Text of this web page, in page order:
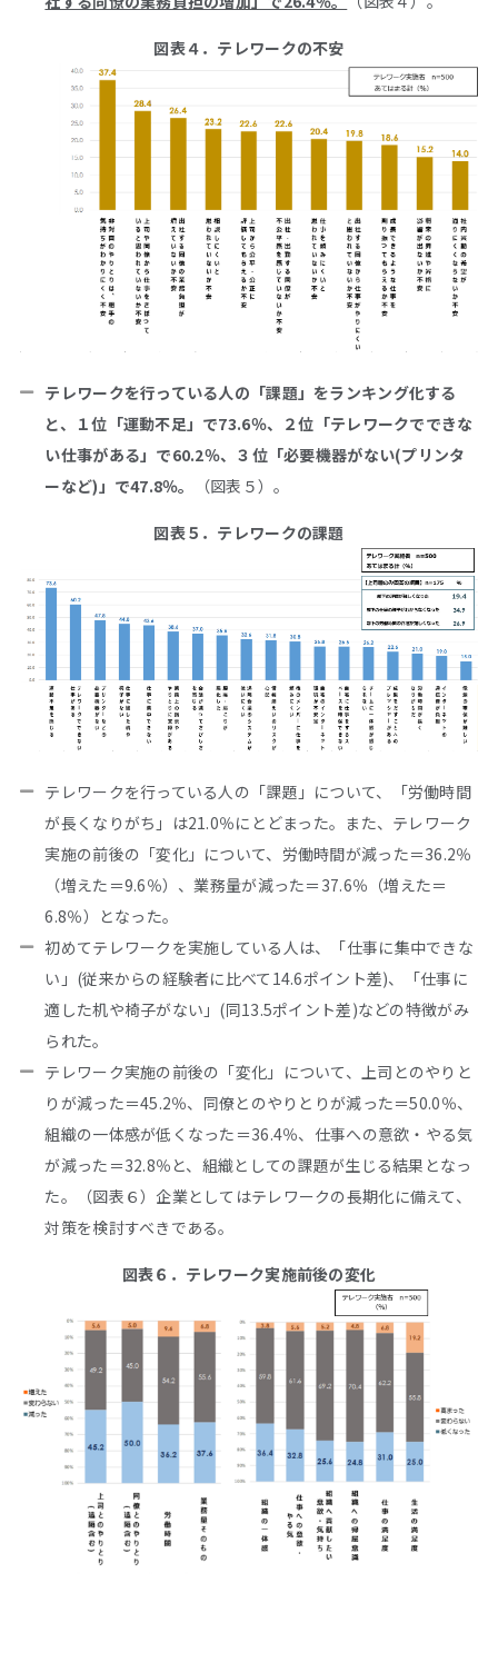
図表４．テレワークの不安
テレワークを行っている人の「課題」をランキング化する
と、１位「運動不足」で73.6％、２位「テレワークでできな
い仕事がある」で60.2％、３位「必要機器がない(プリンタ
ーなど)」で47.8％。
（図表５）。
図表５．テレワークの課題
テレワークを行っている人の「課題」について、「労働時間
が長くなりがち」は21.0％にとどまった。また、テレワーク
実施の前後の「変化」について、労働時間が減った＝36.2％
（増えた＝9.6％）、業務量が減った＝37.6％（増えた＝
6.8％）となった。
初めてテレワークを実施している人は、「仕事に集中できな
い」(従来からの経験者に比べて14.6ポイント差)、「仕事に
適した机や椅子がない」(同13.5ポイント差)などの特徴がみ
られた。
テレワーク実施の前後の「変化」について、上司とのやりと
りが減った＝45.2％、同僚とのやりとりが減った＝50.0％、
組織の一体感が低くなった＝36.4％、仕事への意欲・やる気
が減った＝32.8％と、組織としての課題が生じる結果となっ
た。（図表６）企業としてはテレワークの長期化に備えて、
対策を検討すべきである。
図表６．テレワーク実施前後の変化